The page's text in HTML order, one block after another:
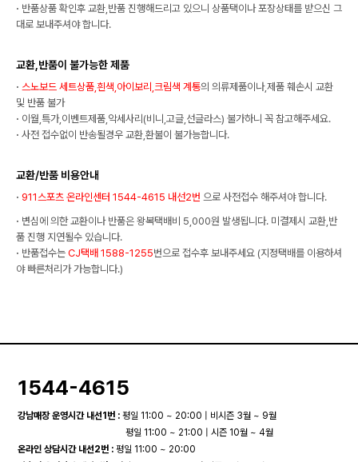
· 반품상품 확인후 교환,반품 진행해드리고 있으니 상품택이나 포장상태를 받으신 그
대로 보내주셔야 합니다.
교환,반품이 불가능한 제품
· 스노보드 세트상품,흰색,아이보리,크림색 계통의 의류제품이나,제품 훼손시 교환
및 반품 불가
· 이월,특가,이벤트제품,악세사리(비니,고글,선글라스) 불가하니 꼭 참고해주세요.
· 사전 접수없이 반송될경우 교환,환불이 불가능합니다.
교환/반품 비용안내
· 911스포츠 온라인센터 1544-4615 내선2번 으로 사전접수 해주셔야 합니다.
· 변심에 의한 교환이나 반품은 왕복택배비 5,000원 발생됩니다. 미결제시 교환,반
품 진행 지연될수 있습니다.
· 반품접수는 CJ택배 1588-1255번으로 접수후 보내주세요 (지정택배를 이용하셔
야 빠른처리가 가능합니다.)
1544-4615
강남매장 운영시간 내선1번 : 평일 11:00 ~ 20:00 | 비시즌 3월 ~ 9월
평일 11:00 ~ 21:00 | 시즌 10월 ~ 4월
온라인 상담시간 내선2번 : 평일 11:00 ~ 20:00